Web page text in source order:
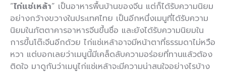
“ไก่แช่เหล้า” เป็นอาหารพื้นบ้านของจีน แต่ก็ได้รับความนิยม
อย่างกว้างขวางในประเทศไทย เป็นอีกหนึ่งเมนูที่ได้รับความ
นิยมในภัตตาคารอาหารจีนขึ้นชื่อ และยังได้รับความนิยมใน
การขึ้นโต๊ะจีนอีกด้วย ไก่แช่เหล้าอาจมีหน้าตาที่ธรรมดาไม่หวือ
หวา แต่บอกเลยว่าเมนูนี้มีเคล็ดลับความอร่อยที่ทานแล้วต้อง
ติดใจ มาดูกันว่าเมนูไก่แช่เหล้าจะมีความน่าสนใจอย่างไรบ้าง